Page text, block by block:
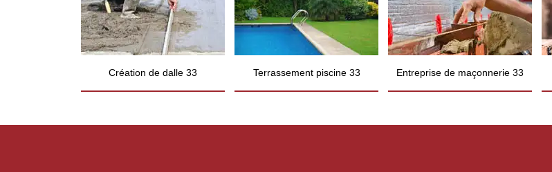
Création de dalle 33 Terrassement piscine 33 Entreprise de maçonnerie 33